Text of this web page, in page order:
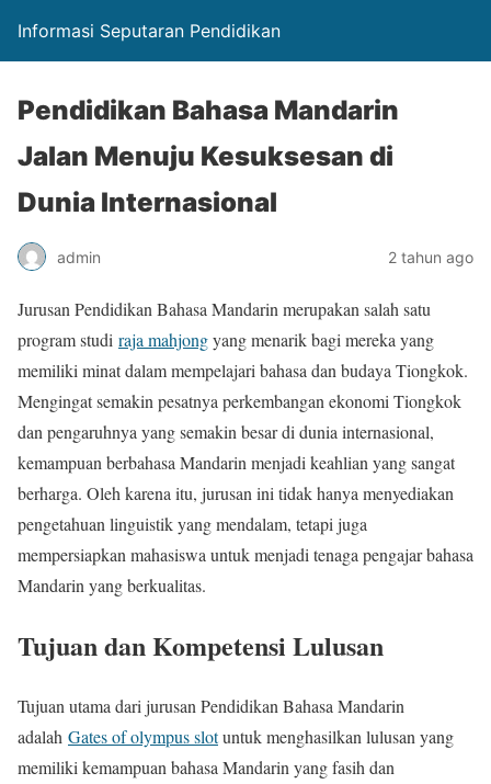
Informasi Seputaran Pendidikan
Pendidikan Bahasa Mandarin
Jalan Menuju Kesuksesan di
Dunia Internasional
admin 2 tahun ago
Jurusan Pendidikan Bahasa Mandarin merupakan salah satu
program studi raja mahjongyang menarik bagi mereka yang
memiliki minat dalam mempelajari bahasa dan budaya Tiongkok.
Mengingat semakin pesatnya perkembangan ekonomi Tiongkok
dan pengaruhnya yang semakin besar di dunia internasional,
kemampuan berbahasa Mandarin menjadi keahlian yang sangat
berharga. Oleh karena itu, jurusan ini tidak hanya menyediakan
pengetahuan linguistik yang mendalam, tetapi juga
mempersiapkan mahasiswa untuk menjadi tenaga pengajar bahasa
Mandarin yang berkualitas.
Tujuan dan Kompetensi Lulusan
Tujuan utama dari jurusan Pendidikan Bahasa Mandarin
adalah Gates of olympus slotuntuk menghasilkan lulusan yang
memiliki kemampuan bahasa Mandarin yang fasih dan